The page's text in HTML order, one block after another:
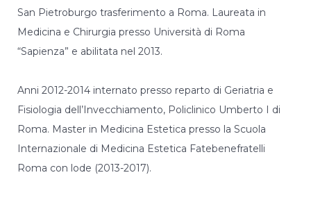
San Pietroburgo trasferimento a Roma. Laureata in
Medicina e Chirurgia presso Università di Roma
“Sapienza” e abilitata nel 2013.
Anni 2012-2014 internato presso reparto di Geriatria e
Fisiologia dell’Invecchiamento, Policlinico Umberto I di
Roma. Master in Medicina Estetica presso la Scuola
Internazionale di Medicina Estetica Fatebenefratelli
Roma con lode (2013-2017).
maniera
anonima
Funzionalità
Per fornire
una migliore
esperienza sul